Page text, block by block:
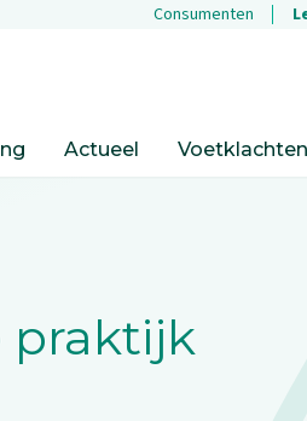
Consumenten
Actueel Voetklachten
praktijk